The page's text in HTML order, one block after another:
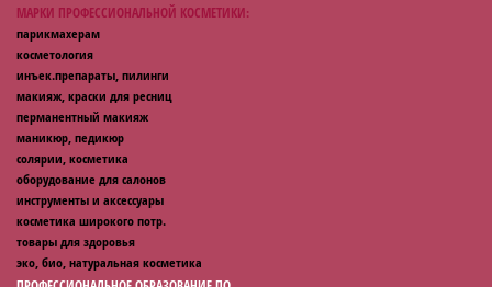
МАРКИ ПРОФЕССИОНАЛЬНОЙ КОСМЕТИКИ:
парикмахерам
косметология
инъек.препараты, пилинги
макияж, краски для ресниц
перманентный макияж
маникюр, педикюр
солярии, косметика
оборудование для салонов
инструменты и аксессуары
косметика широкого потр.
товары для здоровья
эко, био, натуральная косметика